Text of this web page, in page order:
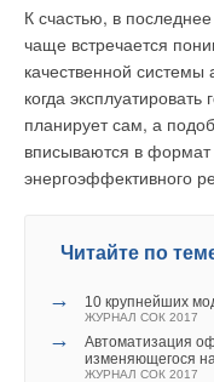
К счастью, в
чаще встречается
качественной системы
когда эксплуатировать
планирует сам, а
вписываются в формат
энергоэффективного
Читайте по
→ 10 крупнейших
ЖУРНАЛ СОК 2017
→
Автоматизация
изменяющегося
ЖУРНАЛ СОК 2017